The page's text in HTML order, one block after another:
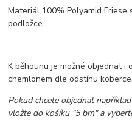
Materiál 100% Polyamid Friese
podložce
K běhounu je možné objednat i
chemlonem dle odstínu
Pokud chcete objednat
vložte do košíku "5 bm" a